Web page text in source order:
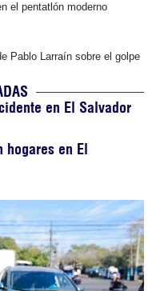
el pentatlón moderno
Pablo Larraín sobre el golpe
en El Salvador
hogares en El